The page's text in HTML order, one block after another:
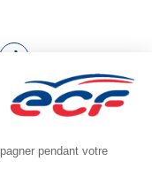
fenêtre)
(nouvelle fenêtre)
(nouvelle fenêtre)
TikTok (nouvelle
- Capital social: 3000€
FR 81 488412289
- Représentant légal